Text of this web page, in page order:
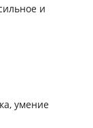
и
умение